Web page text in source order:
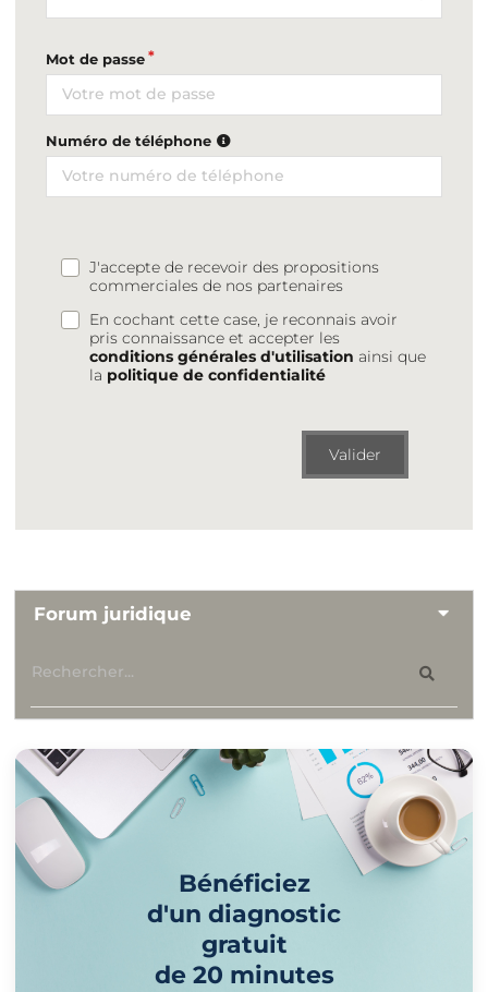
Mot de passe
Numéro de téléphone
J'accepte de recevoir des propositions
commerciales de nos partenaires
En cochant cette case, je reconnais avoir
pris connaissance et accepter les
conditions générales d'utilisation ainsi que
la politique de confidentialité
Valider
Forum juridique
Bénéficiez
d'un diagnostic
gratuit
de 20 minutes